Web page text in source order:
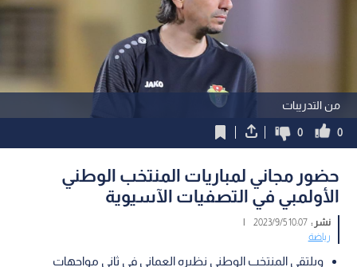
من التدريبات
0
0
حضور مجاني لمباريات المنتخب الوطني
الأولمبي في التصفيات الآسيوية
نشر :10:07 2023/9/5
|
رياضة
ويلتقي المنتخب الوطني نظيره العماني في ثاني مواجهات